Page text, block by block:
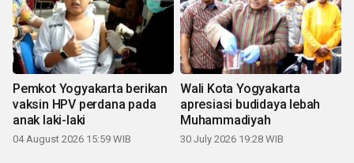
Pemkot Yogyakarta berikan
vaksin HPV perdana pada
anak laki-laki
04 August 2026 15:59 WIB
Wali Kota Yogyakarta
apresiasi budidaya lebah
Muhammadiyah
30 July 2026 19:28 WIB